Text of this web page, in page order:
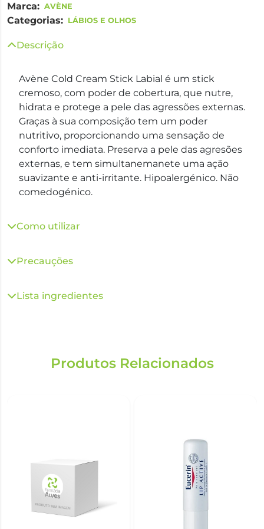
Marca: AVÈNE
Categorias: LÁBIOS E OLHOS
Descrição
Avène Cold Cream Stick Labial é um stick
cremoso, com poder de cobertura, que nutre,
hidrata e protege a pele das agressões externas.
Graças à sua composição tem um poder
nutritivo, proporcionando uma sensação de
conforto imediata. Preserva a pele das agresões
externas, e tem simultanemanete uma ação
suavizante e anti-irritante. Hipoalergénico. Não
comedogénico.
Como utilizar
Precauções
Lista ingredientes
Produtos Relacionados